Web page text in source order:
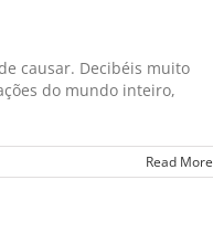
causar. Decibéis muito
do mundo inteiro,
Read More